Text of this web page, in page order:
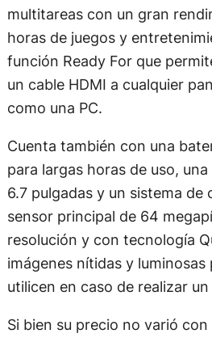
multitareas con un gran
horas de juegos y
función Ready For que
un cable HDMI a cualquier
como una PC.
Cuenta también con una
para largas horas de uso,
6.7 pulgadas y un sistema de
sensor principal de 64
resolución y con tecnología
imágenes nítidas y luminosas
utilicen en caso de realizar
Si bien su precio no varió